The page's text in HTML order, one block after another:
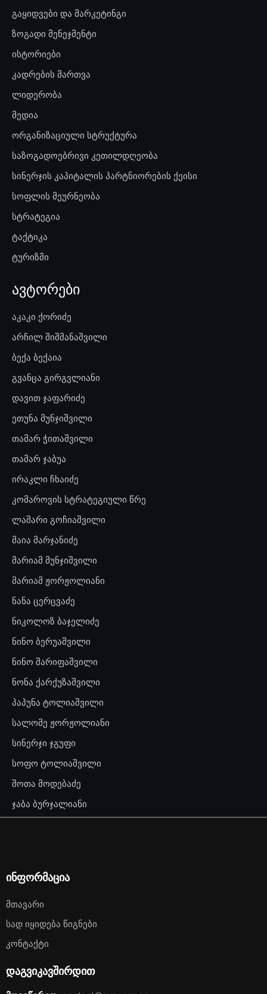
გაყიდვები და მარკეტინგი
ზოგადი მენეჯმენტი
ისტორიები
კადრების მართვა
ლიდერობა
მედია
ორგანიზაციული სტრუქტურა
საზოგადოებრივი კეთილდღეობა
სინერჯის კაპიტალის პარტნიორების ქეისი
სოფლის მეურნეობა
სტრატეგია
ტაქტიკა
ტურიზმი
ავტორები
აკაკი ქორიძე
არჩილ შიშმანაშვილი
ბექა ბექაია
გვანცა გირგვლიანი
დავით ჯაფარიძე
ეთუნა მუნჯიშვილი
თამარ ჭითაშვილი
თამარ ჯაბუა
ირაკლი ჩხაიძე
კომაროვის სტრატეგიული წრე
ლაშარი გოჩიაშვილი
მაია მარჯანიძე
მარიამ მუნჯიშვილი
მარიამ ჟორჟოლიანი
ნანა ცერცვაძე
ნიკოლოზ ბაჯელიძე
ნინო ბერუაშვილი
ნინო შარიფაშვილი
ნონა ქარქუზაშვილი
პაპუნა ტოლიაშვილი
სალომე ჟორჟოლიანი
სინერჯი ჯგუფი
სოფო ტოლიაშვილი
შოთა მოდებაძე
ჯაბა ბურჯალიანი
ინფორმაცია
Მთავარი
Სად Იყიდება Წიგნები
Კონტაქტი
დაგვიკავშირდით